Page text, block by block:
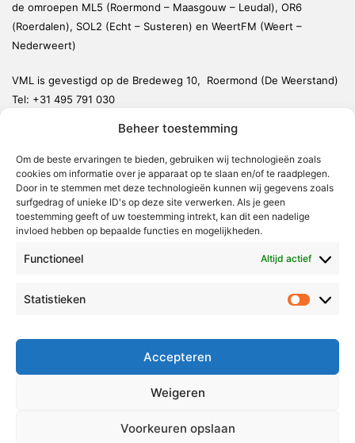
Beheer toestemming
Om de beste ervaringen te bieden, gebruiken wij technologieën zoals
cookies om informatie over je apparaat op te slaan en/of te raadplegen.
Door in te stemmen met deze technologieën kunnen wij gegevens zoals
surfgedrag of unieke ID's op deze site verwerken. Als je geen
toestemming geeft of uw toestemming intrekt, kan dit een nadelige
invloed hebben op bepaalde functies en mogelijkheden.
Functioneel Altijd actief
Statistieken
Accepteren
Weigeren
Voorkeuren opslaan
de omroepen ML5 (Roermond – Maasgouw – Leudal), OR6
(Roerdalen), SOL2 (Echt – Susteren) en WeertFM (Weert –
Nederweert)
VML is gevestigd op de Bredeweg 10, Roermond (De Weerstand)
Tel: +31 495 791 030
Weert
Nederweert
Leudal
Maasgouw
Echt-Susteren
Roermond
Radio & TV